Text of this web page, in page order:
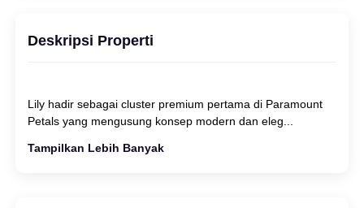
Deskripsi Properti
Lily hadir sebagai cluster premium pertama di Paramount
Tampilkan Lebih Banyak